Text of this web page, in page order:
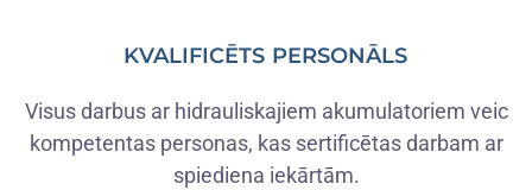
KVALIFICĒTS PERSONĀLS
Visus darbus ar hidrauliskajiem akumulatoriem veic
kompetentas personas, kas sertificētas darbam ar
spiediena iekārtām.